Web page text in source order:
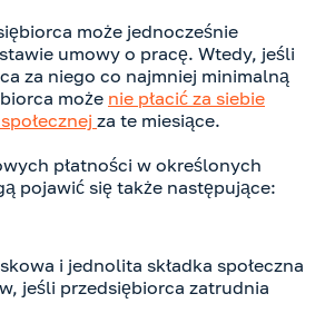
może jednocześnie
umowy o pracę. Wtedy, jeśli
za niego co najmniej minimalną
może nie płacić za siebie
za te miesiące.
płatności w określonych
pojawić się także następujące:
i jednolita składka społeczna
jeśli przedsiębiorca zatrudnia